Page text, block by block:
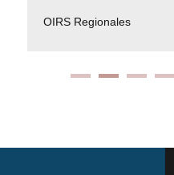
OIRS Regionales